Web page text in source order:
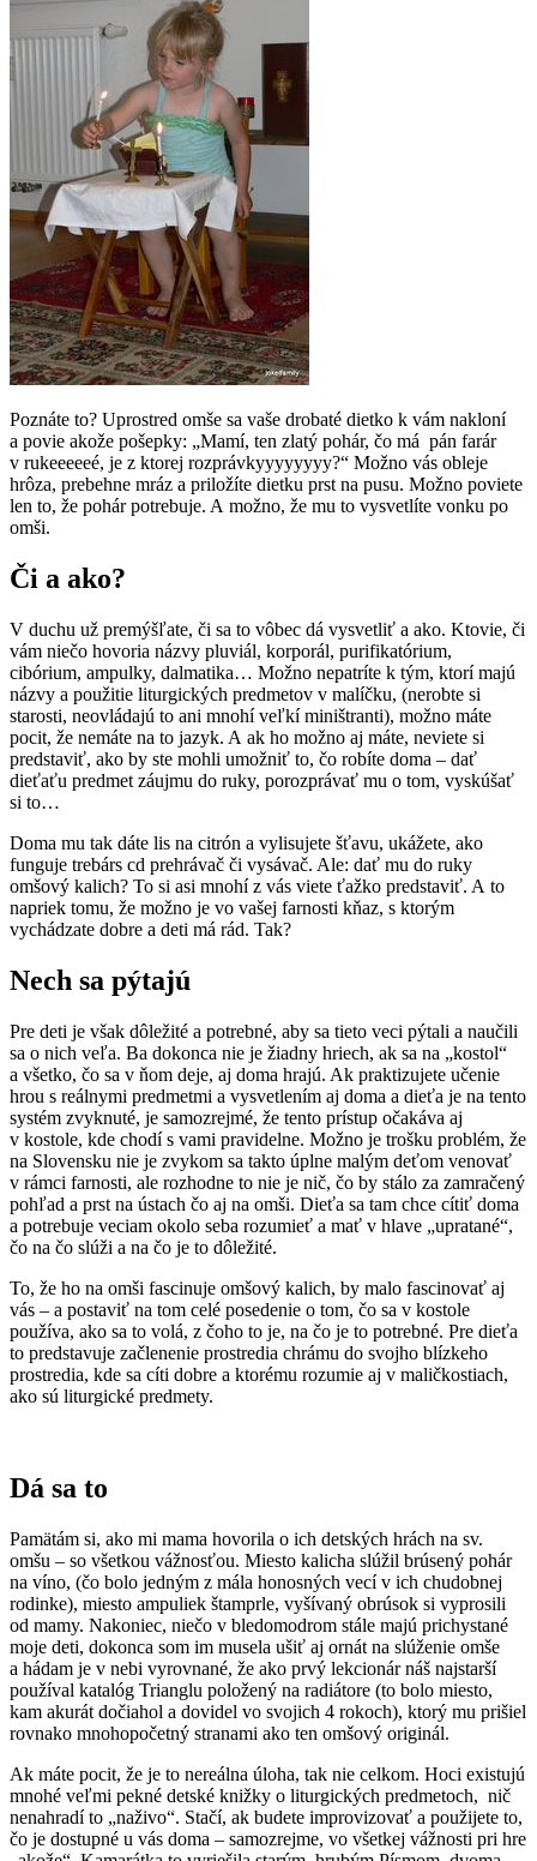
Poznáte to? Uprostred omše sa vaše drobaté dietko k vám nakloní
a povie akože pošepky: „Mamí, ten zlatý pohár, čo má pán farár
v rukeeeeeé, je z ktorej rozprávkyyyyyyyy?“ Možno vás obleje
hrôza, prebehne mráz a priložíte dietku prst na pusu. Možno poviete
len to, že pohár potrebuje. A možno, že mu to vysvetlíte vonku po
omši.
Či a ako?
V duchu už premýšľate, či sa to vôbec dá vysvetliť a ako. Ktovie, či
vám niečo hovoria názvy pluviál, korporál, purifikatórium,
cibórium, ampulky, dalmatika… Možno nepatríte k tým, ktorí majú
názvy a použitie liturgických predmetov v malíčku, (nerobte si
starosti, neovládajú to ani mnohí veľkí miništranti), možno máte
pocit, že nemáte na to jazyk. A ak ho možno aj máte, neviete si
predstaviť, ako by ste mohli umožniť to, čo robíte doma – dať
dieťaťu predmet záujmu do ruky, porozprávať mu o tom, vyskúšať
si to…
Doma mu tak dáte lis na citrón a vylisujete šťavu, ukážete, ako
funguje trebárs cd prehrávač či vysávač. Ale: dať mu do ruky
omšový kalich? To si asi mnohí z vás viete ťažko predstaviť. A to
napriek tomu, že možno je vo vašej farnosti kňaz, s ktorým
vychádzate dobre a deti má rád. Tak?
Nech sa pýtajú
Pre deti je však dôležité a potrebné, aby sa tieto veci pýtali a naučili
sa o nich veľa. Ba dokonca nie je žiadny hriech, ak sa na „kostol“
a všetko, čo sa v ňom deje, aj doma hrajú. Ak praktizujete učenie
hrou s reálnymi predmetmi a vysvetlením aj doma a dieťa je na tento
systém zvyknuté, je samozrejmé, že tento prístup očakáva aj
v kostole, kde chodí s vami pravidelne. Možno je trošku problém, že
na Slovensku nie je zvykom sa takto úplne malým deťom venovať
v rámci farnosti, ale rozhodne to nie je nič, čo by stálo za zamračený
pohľad a prst na ústach čo aj na omši. Dieťa sa tam chce cítiť doma
a potrebuje veciam okolo seba rozumieť a mať v hlave „upratané“,
čo na čo slúži a na čo je to dôležité.
To, že ho na omši fascinuje omšový kalich, by malo fascinovať aj
vás – a postaviť na tom celé posedenie o tom, čo sa v kostole
používa, ako sa to volá, z čoho to je, na čo je to potrebné. Pre dieťa
to predstavuje začlenenie prostredia chrámu do svojho blízkeho
prostredia, kde sa cíti dobre a ktorému rozumie aj v maličkostiach,
ako sú liturgické predmety.
Dá sa to
Pamätám si, ako mi mama hovorila o ich detských hrách na sv.
omšu – so všetkou vážnosťou. Miesto kalicha slúžil brúsený pohár
na víno, (čo bolo jedným z mála honosných vecí v ich chudobnej
rodinke), miesto ampuliek štamprle, vyšívaný obrúsok si vyprosili
od mamy. Nakoniec, niečo v bledomodrom stále majú prichystané
moje deti, dokonca som im musela ušiť aj ornát na slúženie omše
a hádam je v nebi vyrovnané, že ako prvý lekcionár náš najstarší
používal katalóg Trianglu položený na radiátore (to bolo miesto,
kam akurát dočiahol a dovidel vo svojich 4 rokoch), ktorý mu prišiel
rovnako mnohopočetný stranami ako ten omšový originál.
Ak máte pocit, že je to nereálna úloha, tak nie celkom. Hoci existujú
mnohé veľmi pekné detské knižky o liturgických predmetoch, nič
nenahradí to „naživo“. Stačí, ak budete improvizovať a použijete to,
čo je dostupné u vás doma – samozrejme, vo všetkej vážnosti pri hre